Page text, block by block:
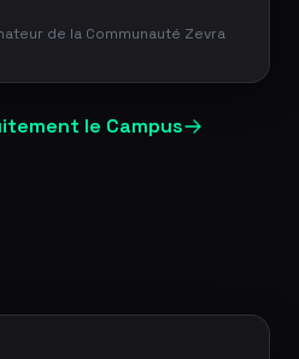
de la Communauté Zevra
le Campus